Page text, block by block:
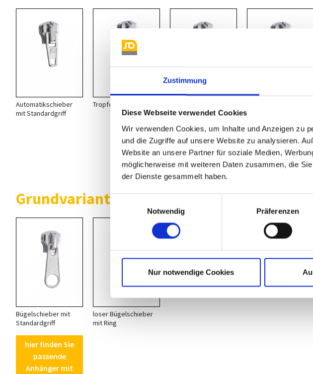
Zustimmung
Diese Webseite verwendet Cookies
Wir verwenden Cookies, um Inhalte und Anzeigen zu
und die Zugriffe auf unsere Website zu analysieren.
Website an unsere Partner für soziale Medien,
möglicherweise mit weiteren Daten zusammen, die
der Dienste gesammelt haben.
Notwendig
Präferenzen
Nur notwendige Cookies
Automatikschieber
mit Standardgriff
Tropfen
Grundvarianten lose Schieber
Bügelschieber mit
Standardgriff
hier finden Sie
passende
Anhänger mit
loser Bügelschieber
mit Ring